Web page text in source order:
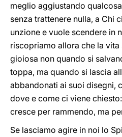
meglio aggiustando
senza trattenere nulla, a Chi
unzione e vuole scendere in
riscopriamo allora che la
gioiosa non quando si
toppa, ma quando si lascia
abbandonati ai suoi disegni,
dove e come ci viene
cresce per rammendo, ma
Se lasciamo agire in noi lo